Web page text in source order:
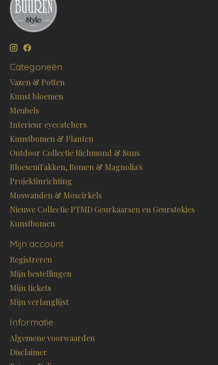
Categorieën
Vazen & Potten
Kunst bloemen
Meubels
Interieur eyecatchers
Kunstbomen & Planten
Outdoor Collectie Richmond & Suns
BloesemTakken, Bomen & Magnolia's
Projektinrichting
Moswanden & Moscirkels
Nieuwe Collectie PTMD Geurkaarsen en Geurstokjes
Kunstbomen
Mijn account
Registreren
Mijn bestellingen
Mijn tickets
Mijn verlanglijst
Informatie
Algemene voorwaarden
Disclaimer